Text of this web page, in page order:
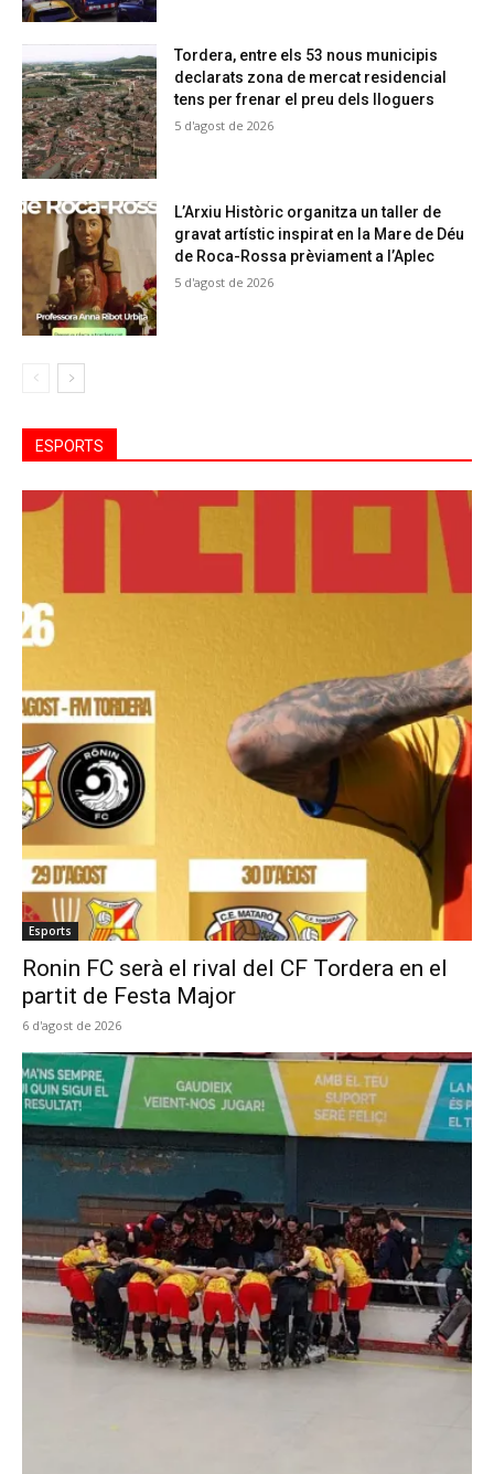
Tordera, entre els 53 nous municipis
declarats zona de mercat residencial
tens per frenar el preu dels lloguers
5 d'agost de 2026
L’Arxiu Històric organitza un taller de
gravat artístic inspirat en la Mare de Déu
de Roca-Rossa prèviament a l’Aplec
5 d'agost de 2026
ESPORTS
Esports
Ronin FC serà el rival del CF Tordera en el
partit de Festa Major
6 d'agost de 2026